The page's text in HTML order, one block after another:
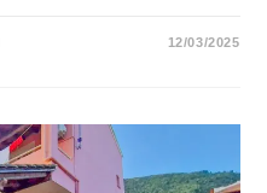
12/03/2025